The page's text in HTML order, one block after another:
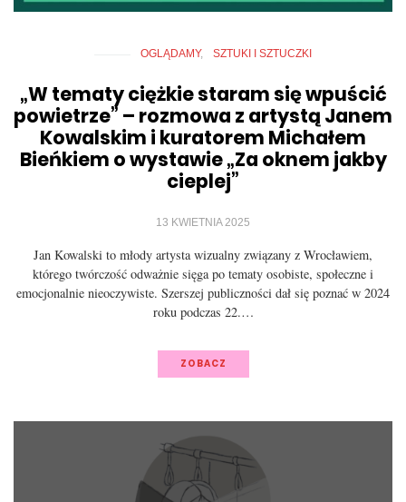
OGLĄDAMY SZTUKI I SZTUCZKI
„W tematy ciężkie staram się wpuścić
powietrze” – rozmowa z artystą Janem
Kowalskim i kuratorem Michałem
Bieńkiem o wystawie „Za oknem jakby
cieplej”
13 KWIETNIA 2025
Jan Kowalski to młody artysta wizualny związany z Wrocławiem,
którego twórczość odważnie sięga po tematy osobiste, społeczne i
emocjonalnie nieoczywiste. Szerszej publiczności dał się poznać w 2024
roku podczas 22.…
ZOBACZ